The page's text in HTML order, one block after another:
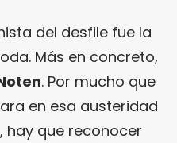
del desfile fue la
Más en concreto,
. Por mucho que
en esa austeridad
hay que reconocer